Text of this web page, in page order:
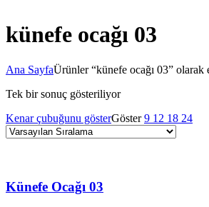
künefe ocağı 03
Ana SayfaÜrünler “künefe ocağı 03” olarak
Tek bir sonuç gösteriliyor
Kenar çubuğunu gösterGöster9 12 18 24
Künefe Ocağı 03